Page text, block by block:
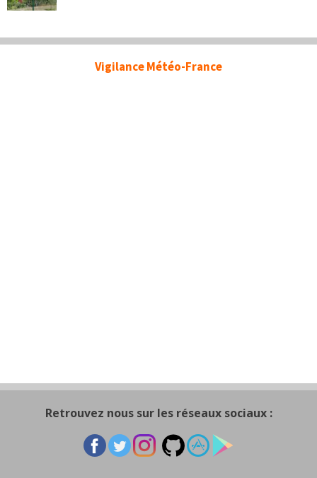
Vigilance Météo-France
Retrouvez nous sur les réseaux sociaux :